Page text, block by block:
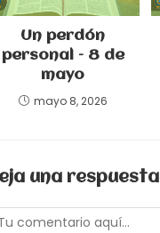
Un perdón
personal – 8 de
mayo
mayo 8, 2026
una respuesta